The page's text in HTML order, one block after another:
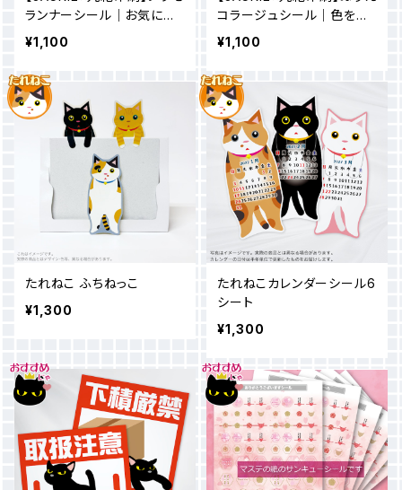
ランナーシール｜お気に入
りのシールがプラモのパー
ツに大変身！
¥1,100
コラージュシール｜色を塗
って、組み合わせて遊ぶ！新
感覚のカスタムシール
¥1,100
たれねこ ふちねっこ
¥1,300
たれねこカレンダーシール6
シート
¥1,300